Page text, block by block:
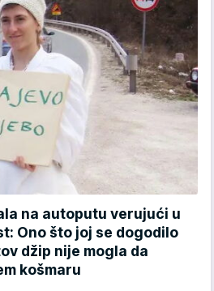
na autoputu verujući u
Ono što joj se dogodilo
džip nije mogla da
košmaru